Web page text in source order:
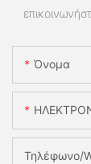
Όνομα
Τηλέφωνο/